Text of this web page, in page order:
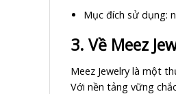
Mục đích sử dụng:
3. Về Meez
Meez Jewelry là một
Với nền tảng vững